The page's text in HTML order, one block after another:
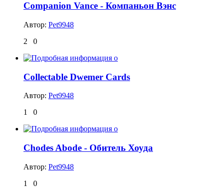
Companion Vance - Компаньон Вэнс
Автор: Pet9948
2
0
Collectable Dwemer Cards
Автор: Pet9948
1
0
Chodes Abode - Обитель Хоуда
Автор: Pet9948
1
0